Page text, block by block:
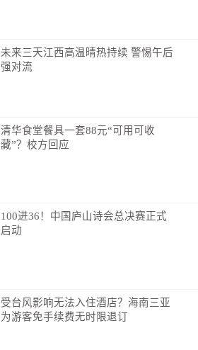
未来三天江西高温晴热持续 警惕午后
强对流
清华食堂餐具一套88元“可用可收
藏”？校方回应
100进36！中国庐山诗会总决赛正式
启动
受台风影响无法入住酒店？海南三亚
为游客免手续费无时限退订